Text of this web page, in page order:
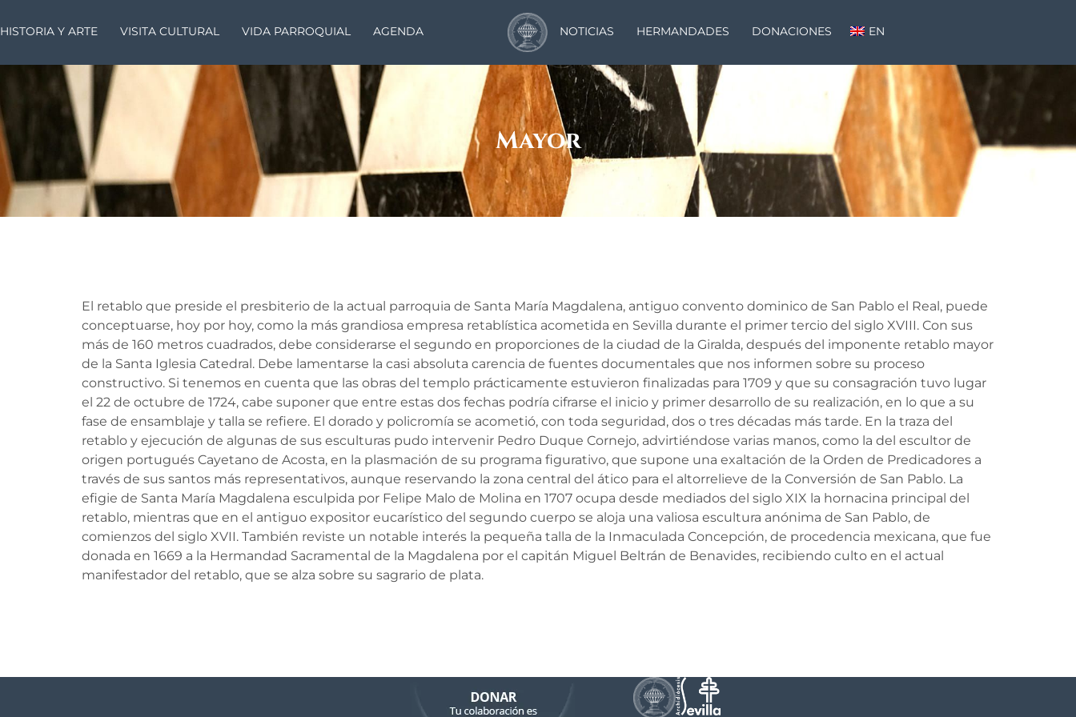
HISTORIA Y ARTE VISITA CULTURAL VIDA PARROQUIAL AGENDA NOTICIAS HERMANDADES DONACIONES EN
Mayor
El retablo que preside el presbiterio de la actual parroquia de Santa María Magdalena, antiguo convento dominico de San Pablo el Real, puede
conceptuarse, hoy por hoy, como la más grandiosa empresa retablística acometida en Sevilla durante el primer tercio del siglo XVIII. Con sus
más de 160 metros cuadrados, debe considerarse el segundo en proporciones de la ciudad de la Giralda, después del imponente retablo mayor
de la Santa Iglesia Catedral. Debe lamentarse la casi absoluta carencia de fuentes documentales que nos informen sobre su proceso
constructivo. Si tenemos en cuenta que las obras del templo prácticamente estuvieron finalizadas para 1709 y que su consagración tuvo lugar
el 22 de octubre de 1724, cabe suponer que entre estas dos fechas podría cifrarse el inicio y primer desarrollo de su realización, en lo que a su
fase de ensamblaje y talla se refiere. El dorado y policromía se acometió, con toda seguridad, dos o tres décadas más tarde. En la traza del
retablo y ejecución de algunas de sus esculturas pudo intervenir Pedro Duque Cornejo, advirtiéndose varias manos, como la del escultor de
origen portugués Cayetano de Acosta, en la plasmación de su programa figurativo, que supone una exaltación de la Orden de Predicadores a
través de sus santos más representativos, aunque reservando la zona central del ático para el altorrelieve de la Conversión de San Pablo. La
efigie de Santa María Magdalena esculpida por Felipe Malo de Molina en 1707 ocupa desde mediados del siglo XIX la hornacina principal del
retablo, mientras que en el antiguo expositor eucarístico del segundo cuerpo se aloja una valiosa escultura anónima de San Pablo, de
comienzos del siglo XVII. También reviste un notable interés la pequeña talla de la Inmaculada Concepción, de procedencia mexicana, que fue
donada en 1669 a la Hermandad Sacramental de la Magdalena por el capitán Miguel Beltrán de Benavides, recibiendo culto en el actual
manifestador del retablo, que se alza sobre su sagrario de plata.